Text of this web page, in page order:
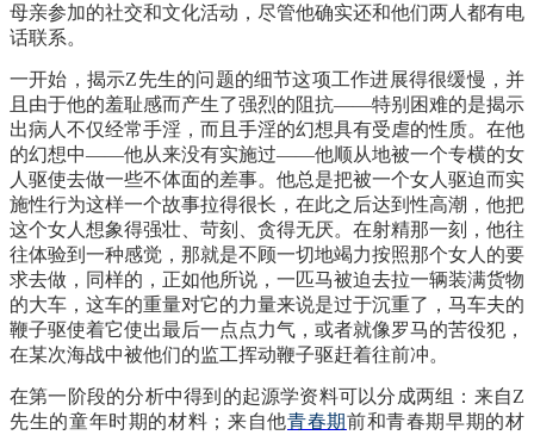
母亲参加的社交和文化活动，尽管他确实还和他们两人都有电
话联系。
一开始，揭示Z先生的问题的细节这项工作进展得很缓慢，并
且由于他的羞耻感而产生了强烈的阻抗——特别困难的是揭示
出病人不仅经常手淫，而且手淫的幻想具有受虐的性质。在他
的幻想中——他从来没有实施过——他顺从地被一个专横的女
人驱使去做一些不体面的差事。他总是把被一个女人驱迫而实
施性行为这样一个故事拉得很长，在此之后达到性高潮，他把
这个女人想象得强壮、苛刻、贪得无厌。在射精那一刻，他往
往体验到一种感觉，那就是不顾一切地竭力按照那个女人的要
求去做，同样的，正如他所说，一匹马被迫去拉一辆装满货物
的大车，这车的重量对它的力量来说是过于沉重了，马车夫的
鞭子驱使着它使出最后一点点力气，或者就像罗马的苦役犯，
在某次海战中被他们的监工挥动鞭子驱赶着往前冲。
在第一阶段的分析中得到的起源学资料可以分成两组：来自Z
先生的童年时期的材料；来自他青春期前和青春期早期的材